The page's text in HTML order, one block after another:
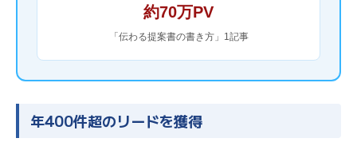
約70万PV
「伝わる提案書の書き方」1記事
年400件超のリードを獲得